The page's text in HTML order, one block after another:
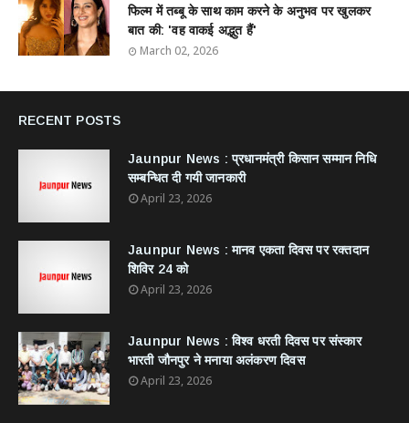
फिल्म में तब्बू के साथ काम करने के अनुभव पर खुलकर
बात की: 'वह वाकई अद्भुत हैं'
March 02, 2026
RECENT POSTS
Jaunpur News : ​प्रधानमंत्री किसान सम्मान निधि
सम्बन्धित दी गयी जानकारी
April 23, 2026
Jaunpur News : ​मानव एकता दिवस पर रक्तदान
शिविर 24 को
April 23, 2026
Jaunpur News : विश्व धरती दिवस पर संस्कार
भारती जौनपुर ने मनाया अलंकरण दिवस
April 23, 2026